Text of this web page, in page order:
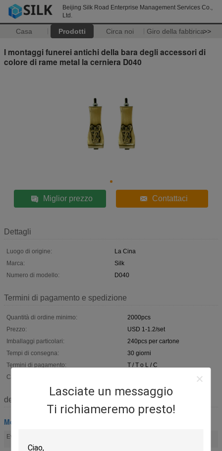
Beijing Silk Road Enterprise Management Services Co.,
Ltd.
Casa Prodotti Circa noi Giro della fabbrica>>
Lasciate un messaggio
Ti richiameremo presto!
I montaggi funerei antichi della bara degli accessori di
colore di rame metal la cerniera D040
Miglior prezzo Contattaci
Dettagli
Luogo di origine:
La Cina
Marca:
Silk
Numero di modello:
D040
Termini di pagamento e spedizione
Quantità di ordine minimo:
2000pcs
Prezzo:
USD 1-1.2/set
Imballaggi particolari:
240pcs per cartone
Tempi di consegna:
30 giorni
Termini di pagamento:
T / T o L / C
Capacità di alimentazione:
descrizione
Montaggio della bara
Evidenziare: